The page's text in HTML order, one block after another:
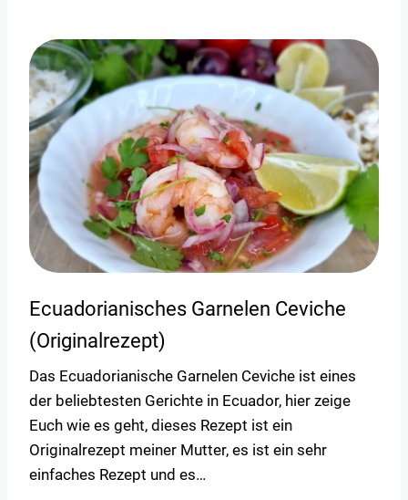
Ecuadorianisches Garnelen Ceviche
(Originalrezept)
Das Ecuadorianische Garnelen Ceviche ist eines
der beliebtesten Gerichte in Ecuador, hier zeige
Euch wie es geht, dieses Rezept ist ein
Originalrezept meiner Mutter, es ist ein sehr
einfaches Rezept und es…